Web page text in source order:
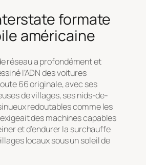
formate
américaine
réseau a profondément et
l’ADN des voitures
66 originale, avec ses
de villages, ses nids-de-
redoutables comme les
des machines capables
et d’endurer la surchauffe
locaux sous un soleil de